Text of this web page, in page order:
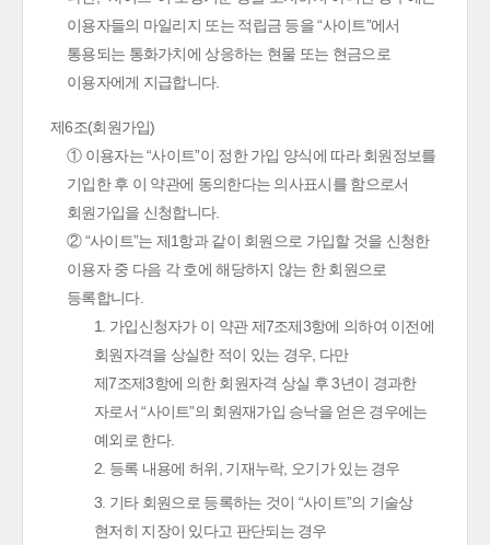
이용자들의 마일리지 또는 적립금 등을 “사이트”에서
통용되는 통화가치에 상응하는 현물 또는 현금으로
이용자에게 지급합니다.
제6조(회원가입)
① 이용자는 “사이트”이 정한 가입 양식에 따라 회원정보를
기입한 후 이 약관에 동의한다는 의사표시를 함으로서
회원가입을 신청합니다.
② “사이트”는 제1항과 같이 회원으로 가입할 것을 신청한
이용자 중 다음 각 호에 해당하지 않는 한 회원으로
등록합니다.
1. 가입신청자가 이 약관 제7조제3항에 의하여 이전에
회원자격을 상실한 적이 있는 경우, 다만
제7조제3항에 의한 회원자격 상실 후 3년이 경과한
자로서 “사이트”의 회원재가입 승낙을 얻은 경우에는
예외로 한다.
2. 등록 내용에 허위, 기재누락, 오기가 있는 경우
3. 기타 회원으로 등록하는 것이 “사이트”의 기술상
현저히 지장이 있다고 판단되는 경우